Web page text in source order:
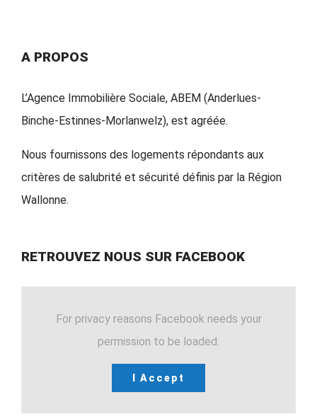
A PROPOS
L’Agence Immobilière Sociale, ABEM (Anderlues-
Binche-Estinnes-Morlanwelz), est agréée.
Nous fournissons des logements répondants aux
critères de salubrité et sécurité définis par la Région
Wallonne.
RETROUVEZ NOUS SUR FACEBOOK
For privacy reasons Facebook needs your
permission to be loaded.
I Accept